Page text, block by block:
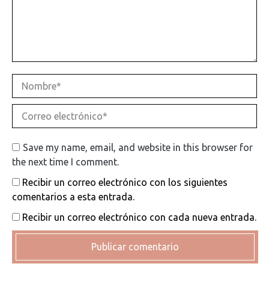
Nombre *
Correo electrónico *
Save my name, email, and website in this browser for
the next time I comment.
Recibir un correo electrónico con los siguientes
comentarios a esta entrada.
Recibir un correo electrónico con cada nueva entrada.
Publicar comentario